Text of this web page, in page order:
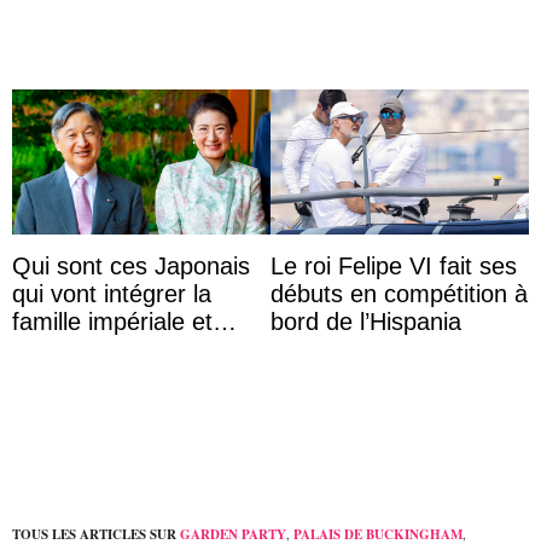
Qui sont ces Japonais
qui vont intégrer la
famille impériale et
Le roi Felipe VI fait ses
débuts en compétition à
bord de l’Hispania
TOUS LES ARTICLES SURGARDEN PARTY PALAIS DE BUCKINGHAM